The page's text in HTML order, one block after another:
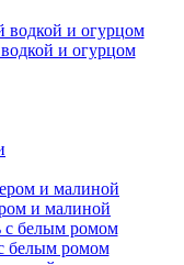
и огурцом
и малиной
белым ромом